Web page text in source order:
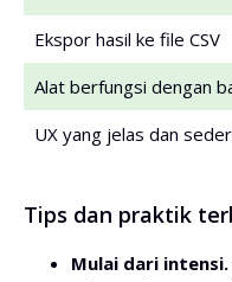
Ekspor hasil ke file CSV
Alat berfungsi dengan
UX yang jelas dan
Tips dan praktik
Mulai dari intensi.